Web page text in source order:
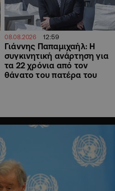
08.08.2026 12:59
Γιάννης Παπαμιχαήλ: Η
συγκινητική ανάρτηση για
τα 22 χρόνια από τον
θάνατο του πατέρα του